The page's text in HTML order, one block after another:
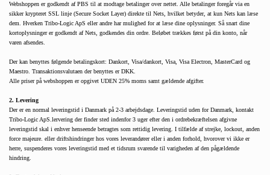
Webshoppen er godkendt af PBS til at modtage betalinger over nettet. Alle betalinger foregår via en
sikker krypteret SSL linje (Secure Socket Layer) direkte til Nets, hvilket betyder, at kun Nets kan læse
dem. Hverken Tribo-Logic ApS eller andre har mulighed for at læse dine oplysninger. Så snart dine
kortoplysninger er godkendt af Nets, godkendes din ordre. Beløbet trækkes først på din konto, når
varen afsendes.
Der kan benyttes følgende betalingskort: Dankort, Visa/dankort, Visa, Visa Electron, MasterCard og
Maestro. Transaktionsvalutaen der benyttes er DKK.
Alle priser på webshoppen er opgivet UDEN 25% moms samt gældende afgifter.
2. Levering
Der er en normal leveringstid i Danmark på 2-3 arbejdsdage. Leveringstid uden for Danmark, kontakt
Tribo-Logic ApS.lervering der finder sted indenfor 3 uger efter den i ordrebekræftelsen afgivne
leveringstid skal i enhver henseende betragtes som rettidig levering. I tilfælde af strejke, lockout, anden
force majeure. eller driftshindringer hos vores leverandører eller i anden forhold, hvorover vi ikke er
herre, suspenderes vores leveringstid med et tidsrum svarende til varigheden af den pågældende
hindring.